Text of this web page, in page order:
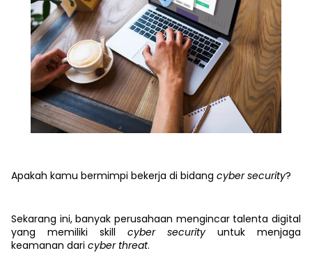
Apakah kamu bermimpi bekerja di bidang cyber security?
Sekarang ini, banyak perusahaan mengincar talenta digital
yang memiliki skill cyber securityuntuk menjaga
keamanan dari cyber threat.